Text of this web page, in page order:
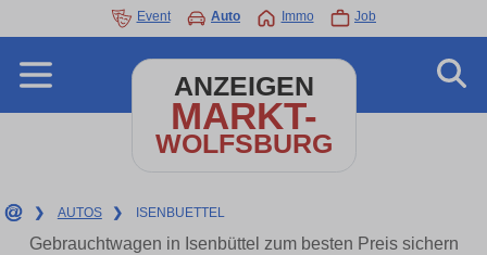
Event Auto Immo Job
ANZEIGEN
MARKT-
WOLFSBURG
❯ AUTOS ❯ ISENBUETTEL
Gebrauchtwagen in Isenbüttel zum besten Preis sichern